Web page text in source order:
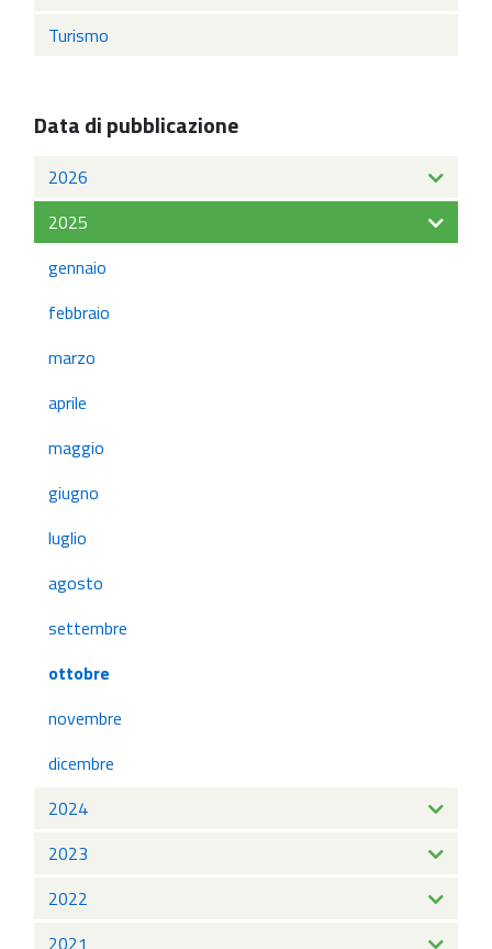
Turismo
Data di pubblicazione
2026
2025
gennaio
febbraio
marzo
aprile
maggio
giugno
luglio
agosto
settembre
ottobre
novembre
dicembre
2024
2023
2022
2021